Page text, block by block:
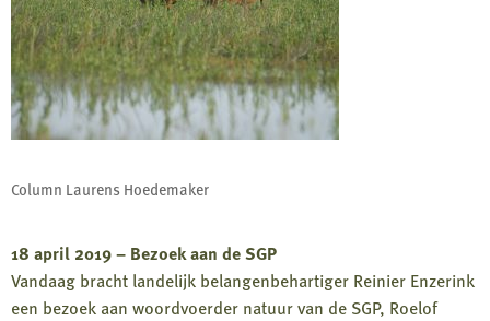
Column Laurens Hoedemaker
18 april 2019 – Bezoek aan de SGP
Vandaag bracht landelijk belangenbehartiger Reinier Enzerink
een bezoek aan woordvoerder natuur van de SGP, Roelof